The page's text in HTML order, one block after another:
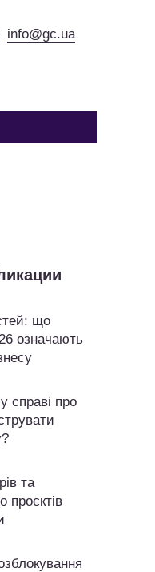
info@gc.ua
що
означають
справі про
та
проєктів